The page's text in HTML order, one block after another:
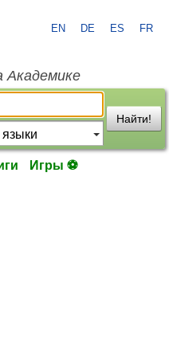
EN DE ES FR
Академике
Найти!
Игры ⚽